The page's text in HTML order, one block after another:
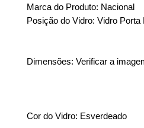
Marca do Produto: Nacional
Posição do Vidro: Vidro Porta
Dimensões: Verificar a
Cor do Vidro: Esverdeado